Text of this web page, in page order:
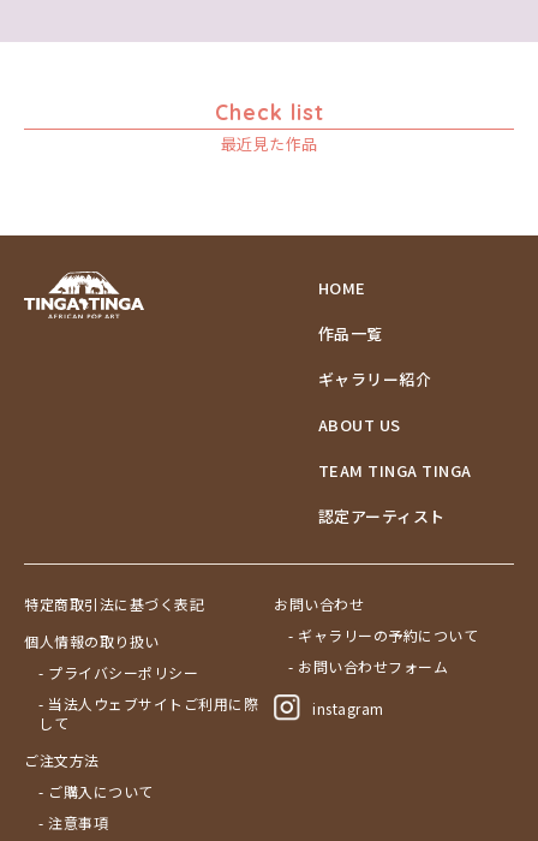
Check list
最近見た作品
HOME
作品一覧
ギャラリー紹介
ABOUT US
TEAM TINGA TINGA
認定アーティスト
特定商取引法に基づく表記
個人情報の取り扱い
- プライバシーポリシー
- 当法人ウェブサイトご利用に際
して
ご注文方法
- ご購入について
- 注意事項
お問い合わせ
- ギャラリーの予約について
- お問い合わせフォーム
instagram